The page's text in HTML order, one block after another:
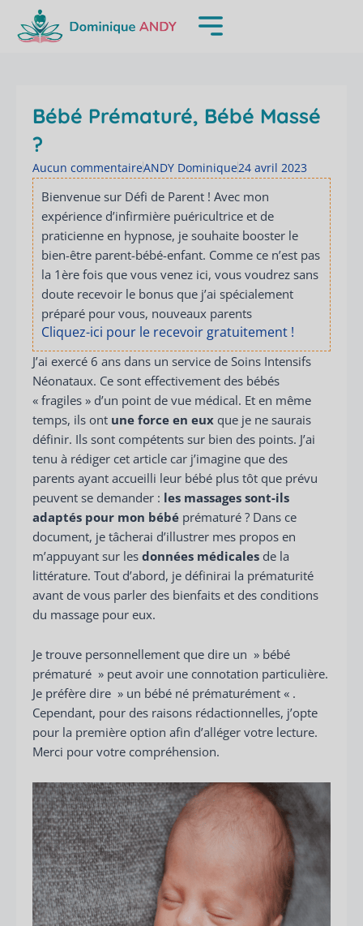
contenu
Bébé Prématuré, Bébé Massé
?
Aucun commentaireANDY Dominique24 avril 2023
Bienvenue sur Défi de Parent ! Avec mon
expérience d’infirmière puéricultrice et de
praticienne en hypnose, je souhaite booster le
bien-être parent-bébé-enfant. Comme ce n’est pas
la 1ère fois que vous venez ici, vous voudrez sans
doute recevoir le bonus que j’ai spécialement
préparé pour vous, nouveaux parents
Cliquez-ici pour le recevoir gratuitement !
J’ai exercé 6 ans dans un service de Soins Intensifs
Néonataux. Ce sont effectivement des bébés
« fragiles » d’un point de vue médical. Et en même
temps, ils ont une force en eux que je ne saurais
définir. Ils sont compétents sur bien des points. J’ai
tenu à rédiger cet article car j’imagine que des
parents ayant accueilli leur bébé plus tôt que prévu
peuvent se demander : les massages sont-ils
adaptés pour mon bébé prématuré ? Dans ce
document, je tâcherai d’illustrer mes propos en
m’appuyant sur les données médicales de la
littérature. Tout d’abord, je définirai la prématurité
avant de vous parler des bienfaits et des conditions
du massage pour eux.
Je trouve personnellement que dire un » bébé
prématuré » peut avoir une connotation particulière.
Je préfère dire » un bébé né prématurément « .
Cependant, pour des raisons rédactionnelles, j’opte
pour la première option afin d’alléger votre lecture.
Merci pour votre compréhension.